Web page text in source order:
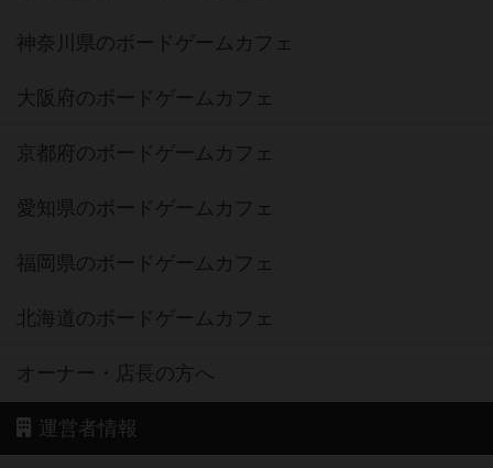
神奈川県のボードゲームカフェ
大阪府のボードゲームカフェ
京都府のボードゲームカフェ
愛知県のボードゲームカフェ
福岡県のボードゲームカフェ
北海道のボードゲームカフェ
オーナー・店長の方へ
運営者情報